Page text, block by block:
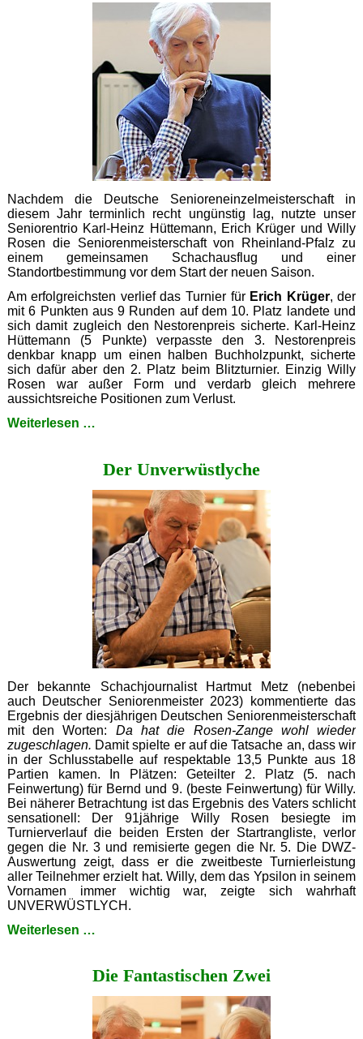
Nachdem die Deutsche Senioreneinzelmeisterschaft in
diesem Jahr terminlich recht ungünstig lag, nutzte unser
Seniorentrio Karl-Heinz Hüttemann, Erich Krüger und Willy
Rosen die Seniorenmeisterschaft von Rheinland-Pfalz zu
einem gemeinsamen Schachausflug und einer
Standortbestimmung vor dem Start der neuen Saison.
Am erfolgreichsten verlief das Turnier für Erich Krüger, der
mit 6 Punkten aus 9 Runden auf dem 10. Platz landete und
sich damit zugleich den Nestorenpreis sicherte. Karl-Heinz
Hüttemann (5 Punkte) verpasste den 3. Nestorenpreis
denkbar knapp um einen halben Buchholzpunkt, sicherte
sich dafür aber den 2. Platz beim Blitzturnier. Einzig Willy
Rosen war außer Form und verdarb gleich mehrere
aussichtsreiche Positionen zum Verlust.
Weiterlesen …
längsten
Der Unverwüstlyche
Der bekannte Schachjournalist Hartmut Metz (nebenbei
auch Deutscher Seniorenmeister 2023) kommentierte das
Ergebnis der diesjährigen Deutschen Seniorenmeisterschaft
mit den Worten: Da hat die Rosen-Zange wohl wieder
zugeschlagen. Damit spielte er auf die Tatsache an, dass wir
in der Schlusstabelle auf respektable 13,5 Punkte aus 18
Partien kamen. In Plätzen: Geteilter 2. Platz (5. nach
Feinwertung) für Bernd und 9. (beste Feinwertung) für Willy.
Bei näherer Betrachtung ist das Ergebnis des Vaters schlicht
sensationell: Der 91jährige Willy Rosen besiegte im
Turnierverlauf die beiden Ersten der Startrangliste, verlor
gegen die Nr. 3 und remisierte gegen die Nr. 5. Die DWZ-
Auswertung zeigt, dass er die zweitbeste Turnierleistung
aller Teilnehmer erzielt hat. Willy, dem das Ypsilon in seinem
Vornamen immer wichtig war, zeigte sich wahrhaft
UNVERWÜSTLYCH.
Weiterlesen …
Die Fantastischen Zwei